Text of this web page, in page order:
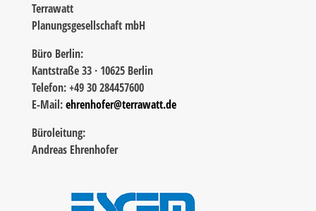
Terrawatt
Planungsgesellschaft mbH
Büro Berlin:
Kantstraße 33 · 10625 Berlin
Telefon: +49 30 284457600
E-Mail:ehrenhofer@terrawatt.de
Büroleitung:
Andreas Ehrenhofer